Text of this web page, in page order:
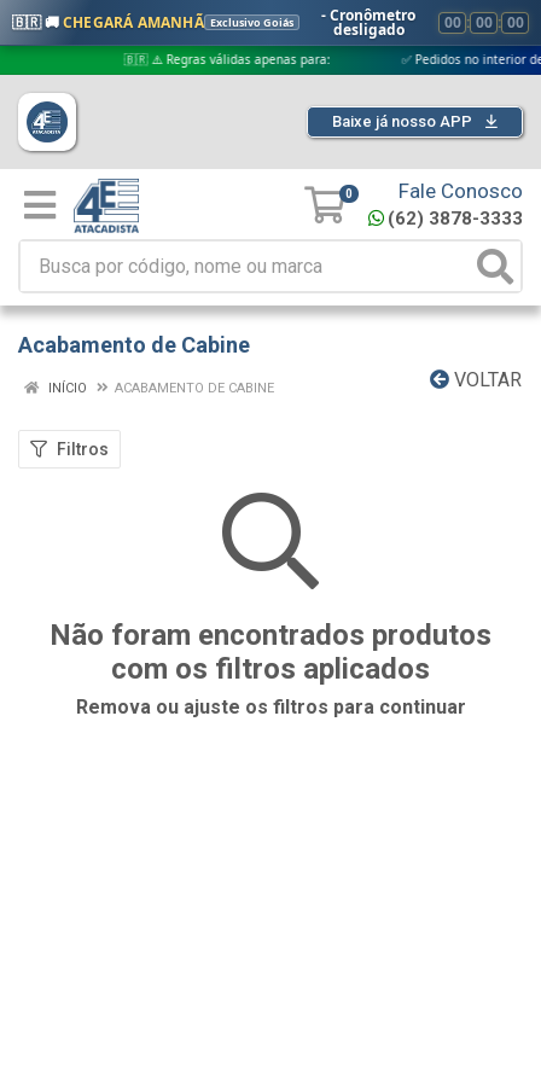
🇧🇷 🚚CHEGARÁ AMANHÃ Exclusivo Goiás - Cronômetro
desligado 00 : 00 : 00
🇧🇷 ⚠️ Regras válidas apenas para: ✅ Pedidos no interior de
Baixe já nosso APP
0 Fale Conosco
(62) 3878-3333
Acabamento de Cabine
VOLTAR
INÍCIO ACABAMENTO DE CABINE
Filtros
Não foram encontrados produtos
com os filtros aplicados
Remova ou ajuste os filtros para continuar